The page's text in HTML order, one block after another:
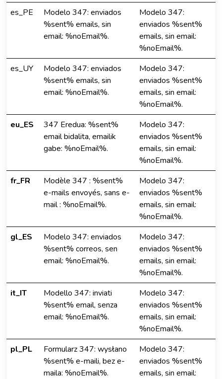
es_PE
Modelo 347: enviados
%sent% emails, sin
email: %noEmail%.
Modelo 347:
enviados %sent%
emails, sin email:
%noEmail%.
es_UY
Modelo 347: enviados
%sent% emails, sin
email: %noEmail%.
Modelo 347:
enviados %sent%
emails, sin email:
%noEmail%.
eu_ES
347 Eredua: %sent%
email bidalita, emailik
gabe: %noEmail%.
Modelo 347:
enviados %sent%
emails, sin email:
%noEmail%.
fr_FR
Modèle 347 : %sent%
e-mails envoyés, sans e-
mail : %noEmail%.
Modelo 347:
enviados %sent%
emails, sin email:
%noEmail%.
gl_ES
Modelo 347: enviados
%sent% correos, sen
email: %noEmail%.
Modelo 347:
enviados %sent%
emails, sin email:
%noEmail%.
it_IT
Modello 347: inviati
%sent% email, senza
email: %noEmail%.
Modelo 347:
enviados %sent%
emails, sin email:
%noEmail%.
pl_PL
Formularz 347: wysłano
%sent% e-maili, bez e-
maila: %noEmail%.
Modelo 347:
enviados %sent%
emails, sin email: